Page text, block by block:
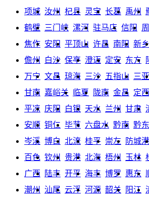
项城 汝州 杞县 灵宝 长葛 禹州
鹤壁 三门峡 漯河 驻马店 信阳
焦作 安阳 平顶山 许昌 南阳 新乡
儋州
白沙 保亭 澄迈 定安 东方
万宁 文昌 琼海 三沙 五指山 三亚
甘南 嘉峪关 临夏 陇南 金昌 定西
平凉 庆阳 白银 天水 兰州 甘肃
安顺 铜仁 毕节 六盘水 黔南 黔
岑溪 博白 北流 桂平 崇左 防城港
百色 钦州 贵港 北海 梧州 玉林
广西
陆丰 开平 海丰 博罗 惠东
潮州
汕尾 云浮 河源 韶关 阳江